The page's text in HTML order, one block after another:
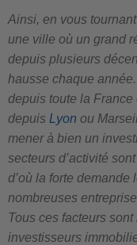
Ainsi, en vous
une ville où un grand
depuis plusieurs
hausse chaque
depuis toute la France
depuis Lyon ou
mener à bien un
secteurs d’activité
d’où la forte demande
nombreuses
Tous ces facteurs
investisseurs